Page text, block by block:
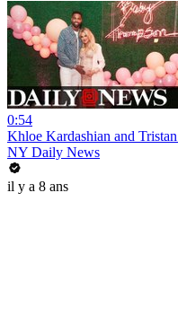
0:54
Khloe Kardashian and
NY Daily News
il y a 8 ans